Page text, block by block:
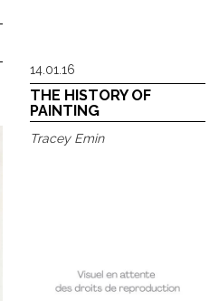
14.01.16
THE HISTORY OF
PAINTING
Tracey Emin